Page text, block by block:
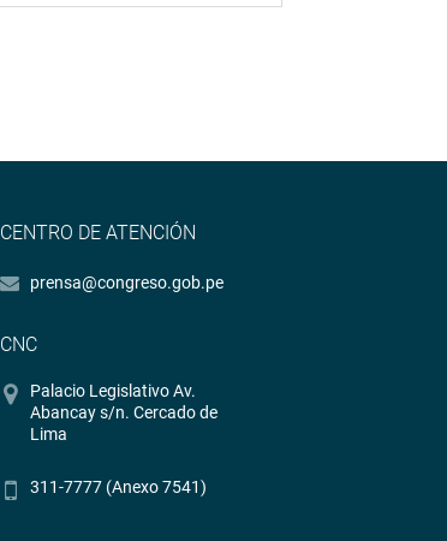
CENTRO DE ATENCIÓN
prensa@congreso.gob.pe
CNC
Palacio Legislativo Av.
Abancay s/n. Cercado de
Lima
311-7777 (Anexo 7541)